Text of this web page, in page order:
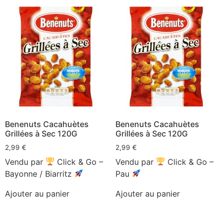
Benenuts Cacahuètes
Grillées à Sec 120G
2,99 €
Vendu par
Click & Go –
Bayonne / Biarritz
Ajouter au panier
Benenuts Cacahuètes
Grillées à Sec 120G
2,99 €
Vendu par
Click & Go –
Pau
Ajouter au panier